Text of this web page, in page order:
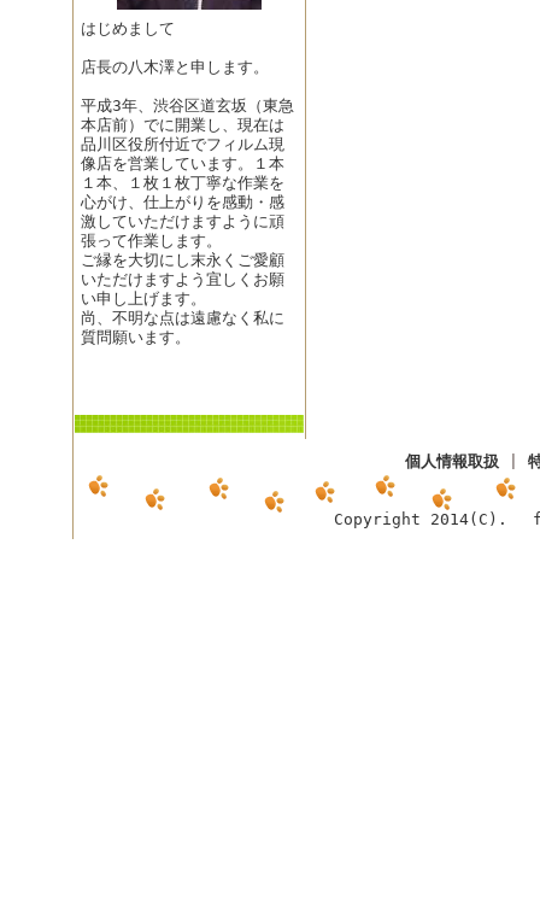
はじめまして
店長の八木澤と申します。
平成3年、渋谷区道玄坂（東急
本店前）でに開業し、現在は
品川区役所付近でフィルム現
像店を営業しています。１本
１本、１枚１枚丁寧な作業を
心がけ、仕上がりを感動・感
激していただけますように頑
張って作業します。
ご縁を大切にし末永くご愛顧
いただけますよう宜しくお願
い申し上げます。
尚、不明な点は遠慮なく私に
質問願います。
個人情報取扱
Copyright 2014(C).